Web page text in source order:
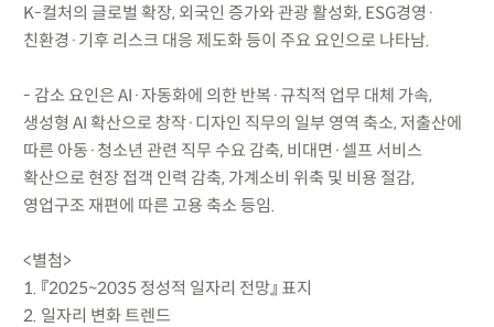
K-컬처의 글로벌 확장, 외국인 증가와 관광 활성화, ESG경영·
친환경·기후 리스크 대응 제도화 등이 주요 요인으로 나타남.
- 감소 요인은 AI·자동화에 의한 반복·규칙적 업무 대체 가속,
생성형 AI 확산으로 창작·디자인 직무의 일부 영역 축소, 저출산에
따른 아동·청소년 관련 직무 수요 감축, 비대면·셀프 서비스
확산으로 현장 접객 인력 감축, 가계소비 위축 및 비용 절감,
영업구조 재편에 따른 고용 축소 등임.
<별첨>
1. 『2025~2035 정성적 일자리 전망』 표지
2. 일자리 변화 트렌드